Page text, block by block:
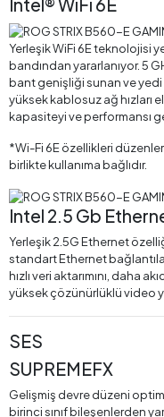
Intel® WiFi 6E
Yerleşik WiFi 6E teknolojisi
bandından yararlanıyor. 5
bant genişliği sunan ve
yüksek kablosuz ağ hızları
kapasiteyi ve performansı
*Wi-Fi 6E özellikleri
birlikte kullanıma bağlıdır.
Intel 2.5 Gb
Yerleşik 2.5G Ethernet
standart Ethernet
hızlı veri aktarımını, daha
yüksek çözünürlüklü video
SES
SUPREMEFX
Gelişmiş devre düzeni
birinci sınıf bileşenlerden